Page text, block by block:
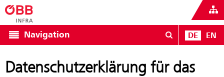
Navigation DE EN
Datenschutz­erklärung für das